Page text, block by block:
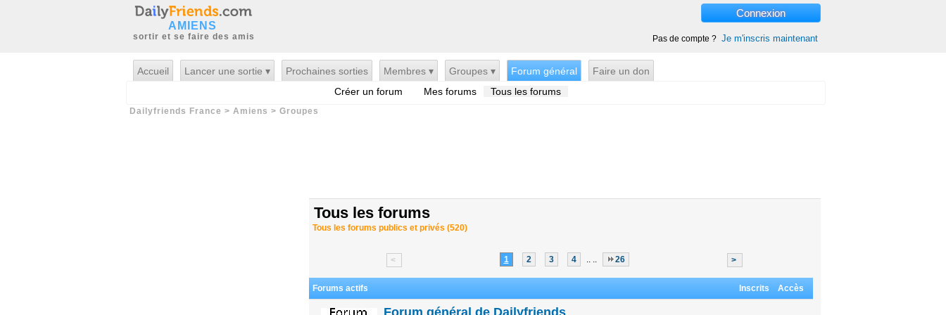
AMIENS
sortir et se faire des amis
Connexion
Pas de compte ? Je m'inscris maintenant
Accueil Lancer une sortie ▾ Prochaines sorties Membres ▾ Groupes ▾
Forum général
Créer un forum
Mes forums Tous les forums
Faire un don
Dailyfriends France > Amiens > Groupes
Tous les forums
Tous les forums publics et privés (520)
< 1 2 3 4 .. .. 26 >
Forums actifs Inscrits Accès
Forum général de Dailyfriends